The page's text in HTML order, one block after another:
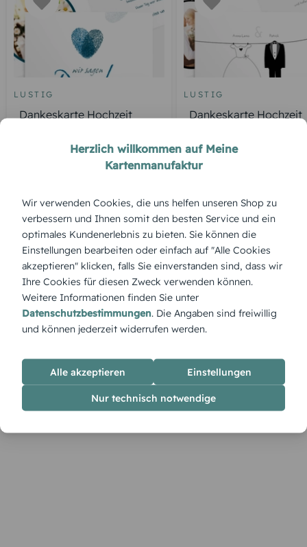
LUSTIG
Dankeskarte Hochzeit
LUSTIG
Dankeskarte Hochzeit
Produktbeschreibung
Zwei kleine Vögel, ein großes Gefühl – „Vogelpaar“ ist eine
charmante, verspielte Danksagung für alle, die mit einem
Augenzwinkern und viel Herz Danke sagen möchten.
Natürlich komplett individualisierbar.
Herzlich willkommen auf Meine
Kartenmanufaktur
Wir verwenden Cookies, die uns helfen unseren Shop zu
verbessern und Ihnen somit den besten Service und ein
optimales Kundenerlebnis zu bieten. Sie können die
Einstellungen bearbeiten oder einfach auf "Alle Cookies
akzeptieren" klicken, falls Sie einverstanden sind, dass wir
Ihre Cookies für diesen Zweck verwenden können.
Weitere Informationen finden Sie unter
Datenschutzbestimmungen. Die Angaben sind freiwillig
und können jederzeit widerrufen werden.
Alle akzeptieren Einstellungen
Nur technisch notwendige